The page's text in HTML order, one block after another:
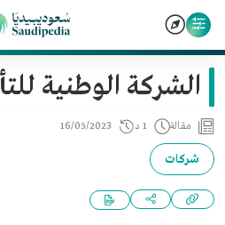
الشركة الوطنية
مقالة 1 د 16/05/2023
شركات